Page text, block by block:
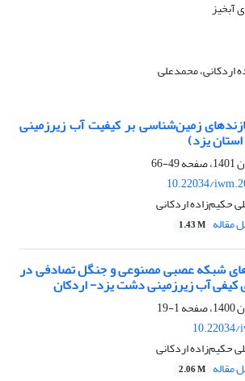
اردکانی، محمد‌علی
زمین‌شناسی بر کیفیت آب زیرزمینی
یزد)
49-66
10.22034/
حکیم‌زاده اردکانی
مقاله 1.43 M
شبکه عصبی مصنوعی و جنگل تصادفی در
کیفی آب زیرزمینی دشت یزد- اردکان
1-19
10.22034/
حکیم‌زاده اردکانی
مقاله 2.06 M